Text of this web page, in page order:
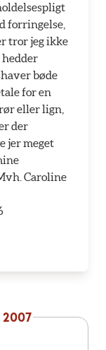
forringelse,
tror jeg ikke
bøde
for en
eller lign,
der
jer meget
Caroline